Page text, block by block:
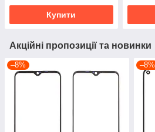
Купити
Акційні пропозиції та новинки
–8% –8%